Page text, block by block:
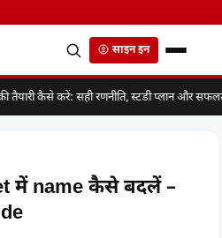
साइन इन
कैसे करें: सही रणनीति, स्टडी प्लान और
में name कैसे बदलें –